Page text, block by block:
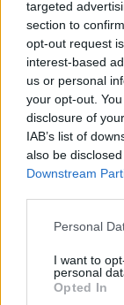
targeted
section to
opt-out request
interest-based
us or personal
your opt-out.
disclosure of
IAB’s list of
also be
Downstream
Personal
I want to
personal
Opted In
vi kan
Senaste
28/4
Fritidshus
20/4
Lägenhet på
Fastighetsköp
Lägenhet i
Fastighetsköp